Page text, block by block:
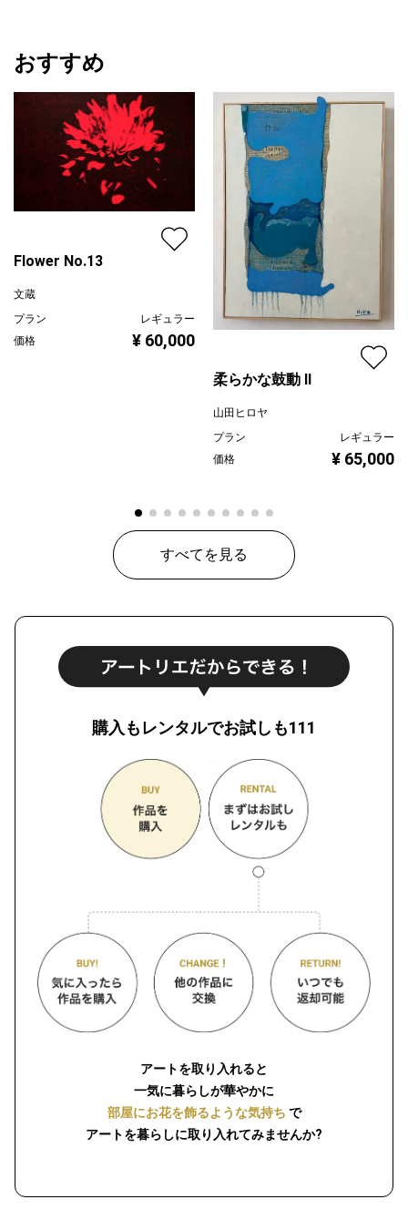
おすすめ
Flower No.13
文蔵
プラン
レギュラー
価格
¥ 60,000
柔らかな鼓動 Ⅱ
山田ヒロヤ
プラン
レギュラー
価格
¥ 65,000
すべてを見る
購入もレンタルでお試しも111
アートを取り入れると
一気に暮らしが華やかに
部屋にお花を飾るような気持ち で
アートを暮らしに取り入れてみませんか?